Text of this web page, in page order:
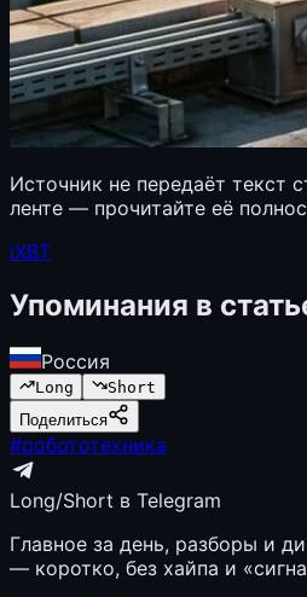
Источник не передаёт текст
ленте — прочитайте её
iXBT
Упоминания в
Россия
Long
Short
Поделиться
#робототехника
Long/Short в Telegram
Главное за день, разборы и
— коротко, без хайпа и